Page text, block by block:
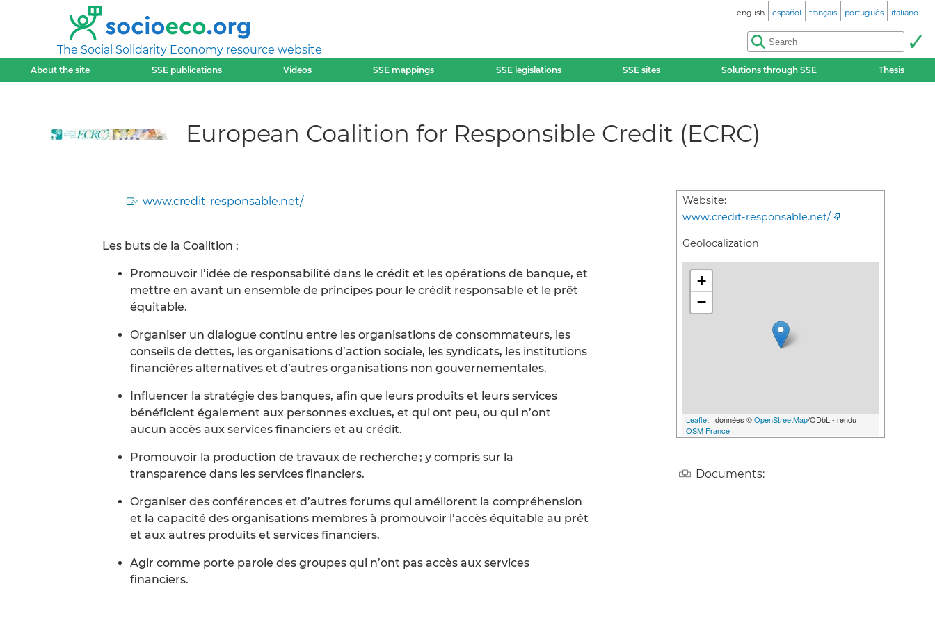
The Social Solidarity Economy resource website
english español français português italiano
About the site SSE publications Videos SSE mappings SSE legislations SSE sites Solutions through SSE Thesis
European Coalition for Responsible Credit (ECRC)
www.credit-responsable.net/
Les buts de la Coalition :
Promouvoir l’idée de responsabilité dans le crédit et les opérations de banque, et
mettre en avant un ensemble de principes pour le crédit responsable et le prêt
équitable.
Organiser un dialogue continu entre les organisations de consommateurs, les
conseils de dettes, les organisations d’action sociale, les syndicats, les institutions
financières alternatives et d’autres organisations non gouvernementales.
Influencer la stratégie des banques, afin que leurs produits et leurs services
bénéficient également aux personnes exclues, et qui ont peu, ou qui n’ont
aucun accès aux services financiers et au crédit.
Promouvoir la production de travaux de recherche ; y compris sur la
transparence dans les services financiers.
Organiser des conférences et d’autres forums qui améliorent la compréhension
et la capacité des organisations membres à promouvoir l’accès équitable au prêt
et aux autres produits et services financiers.
Agir comme porte parole des groupes qui n’ont pas accès aux services
financiers.
Website:
www.credit-responsable.net/
Geolocalization
+
−
Leaflet | données ©OpenStreetMap/ODbL - rendu
OSM France
Documents: